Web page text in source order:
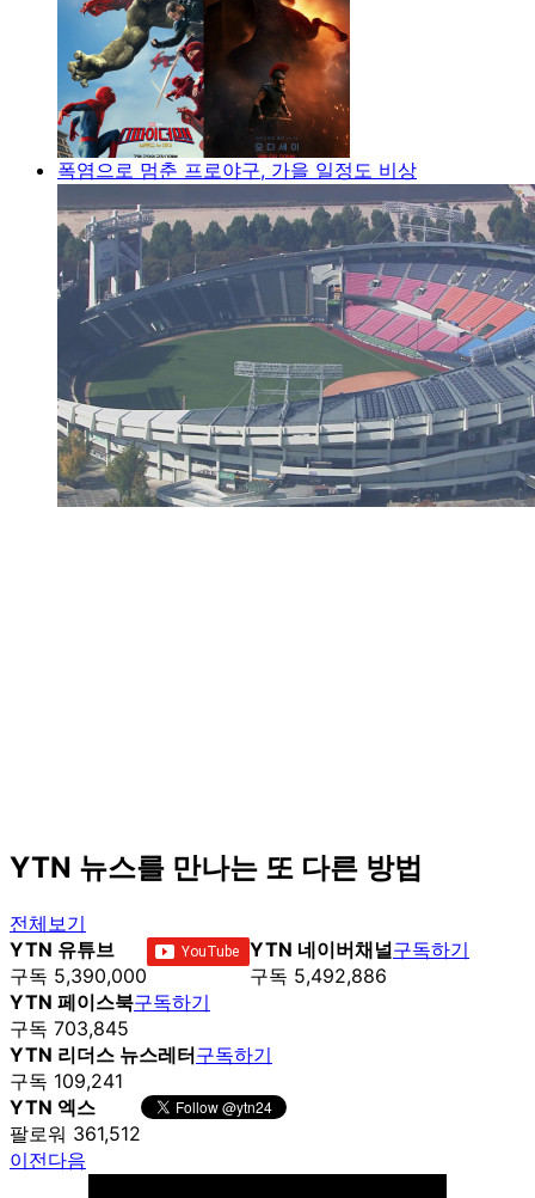
폭염으로 멈춘 프로야구, 가을 일정도 비상
YTN 뉴스를 만나는 또 다른 방법
전체보기
YTN 유튜브
구독 5,390,000
YTN 네이버채널
구독 5,492,886
구독하기
YTN 페이스북
구독 703,845
구독하기
YTN 리더스 뉴스레터
구독 109,241
구독하기
YTN 엑스
팔로워 361,512
이전다음